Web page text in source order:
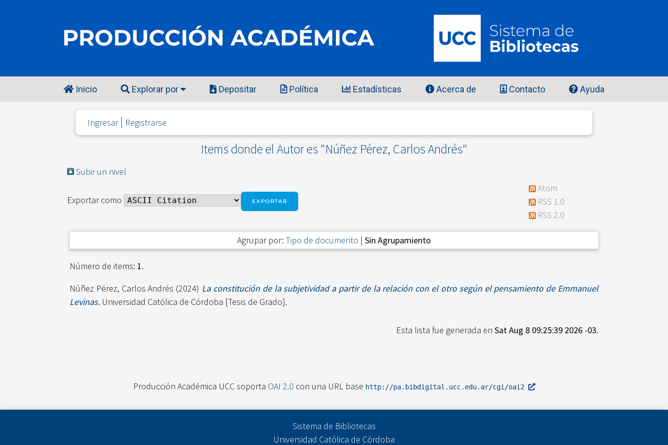
Inicio Explorar por Depositar Política Estadísticas Acerca de Contacto Ayuda
Ingresar Registrarse
Items donde el Autor es "Núñez Pérez, Carlos Andrés"
Subir un nivel
Exportar como
Atom
RSS 1.0
RSS 2.0
Agrupar por: Tipo de documento | Sin Agrupamiento
Número de items: 1.
Núñez Pérez, Carlos Andrés (2024) La constitución de la subjetividad a partir de la relación con el otro según el pensamiento de Emmanuel
Levinas. Universidad Católica de Córdoba [Tesis de Grado].
Esta lista fue generada en Sat Aug 8 09:25:39 2026 -03.
Producción Académica UCC soporta OAI 2.0 con una URL base http://pa.bibdigital.ucc.edu.ar/cgi/oai2
Sistema de Bibliotecas
Universidad Católica de Córdoba